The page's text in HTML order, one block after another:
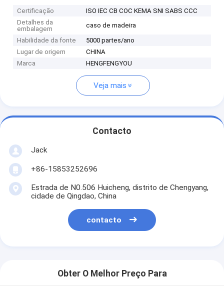
Certificação
ISO IEC CB COC KEMA SNI SABS CCC
Detalhes da
embalagem
caso de madeira
Habilidade da fonte
5000 partes/ano
Lugar de origem
CHINA
Marca
HENGFENGYOU
Veja mais
Contacto
Jack
+86-15853252696
Estrada de N0.506 Huicheng, distrito de Chengyang,
cidade de Qingdao, China
contacto
Obter O Melhor Preço Para